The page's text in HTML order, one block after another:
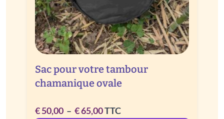
Sac pour votre tambour
chamanique ovale
€50,00 – €65,00Plage
TTC